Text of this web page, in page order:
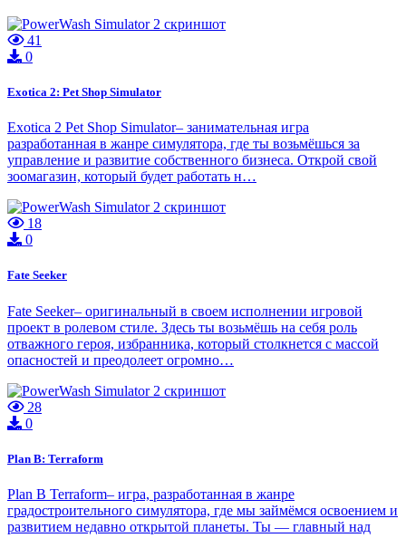
41
0
Exotica 2: Pet Shop Simulator
Exotica 2 Pet Shop Simulator– занимательная игра
разработанная в жанре симулятора, где ты возьмёшься за
управление и развитие собственного бизнеса. Открой свой
зоомагазин, который будет работать н…
18
0
Fate Seeker
Fate Seeker– оригинальный в своем исполнении игровой
проект в ролевом стиле. Здесь ты возьмёшь на себя роль
отважного героя, избранника, который столкнется с массой
опасностей и преодолеет огромно…
28
0
Plan B: Terraform
Plan B Terraform– игра, разработанная в жанре
градостроительного симулятора, где мы займёмся освоением и
развитием недавно открытой планеты. Ты — главный над